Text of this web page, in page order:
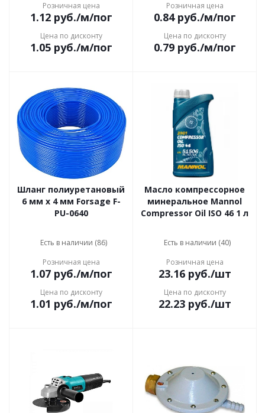
Розничная цена
1.12руб./м/пог
Цена по дисконту
1.05руб./м/пог
Розничная цена
0.84руб./м/пог
Цена по дисконту
0.79руб./м/пог
Шланг полиуретановый
6 мм x 4 мм Forsage F-
PU-0640
Есть в наличии (86)
Розничная цена
1.07руб./м/пог
Цена по дисконту
1.01 руб./м/пог
Масло компрессорное
минеральное Mannol
Compressor Oil ISO 46 1 л
Есть в наличии (40)
Розничная цена
23.16руб./шт
Цена по дисконту
22.23руб./шт